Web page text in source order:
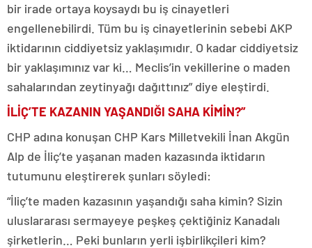
bir irade ortaya koysaydı bu iş cinayetleri
engellenebilirdi. Tüm bu iş cinayetlerinin sebebi AKP
iktidarının ciddiyetsiz yaklaşımıdır. O kadar ciddiyetsiz
bir yaklaşımınız var ki… Meclis’in vekillerine o maden
sahalarından zeytinyağı dağıttınız” diye eleştirdi.
İLİÇ’TE KAZANIN YAŞANDIĞI SAHA KİMİN?”
CHP adına konuşan CHP Kars Milletvekili İnan Akgün
Alp de İliç’te yaşanan maden kazasında iktidarın
tutumunu eleştirerek şunları söyledi:
“İliç’te maden kazasının yaşandığı saha kimin? Sizin
uluslararası sermayeye peşkeş çektiğiniz Kanadalı
şirketlerin… Peki bunların yerli işbirlikçileri kim?